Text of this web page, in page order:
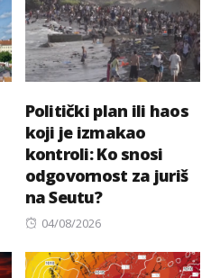
Politički plan ili haos
koji je izmakao
kontroli: Ko snosi
odgovornost za juriš
na Seutu?
Posted
04/08/2026